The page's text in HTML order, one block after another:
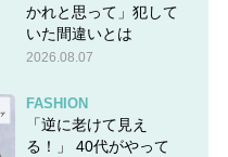
かれと思って」犯して
いた間違いとは
2026.08.07
FASHION
「逆に老けて見え
る！」 40代がやって